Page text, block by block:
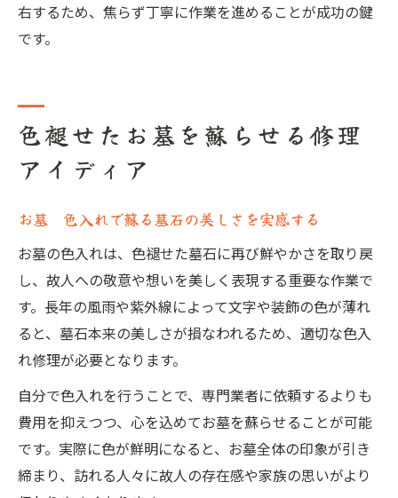
右するため、焦らず丁寧に作業を進めることが成功の鍵
です。
色褪せたお墓を蘇らせる修理
アイディア
お墓 色入れで蘇る墓石の美しさを実感する
お墓の色入れは、色褪せた墓石に再び鮮やかさを取り戻
し、故人への敬意や想いを美しく表現する重要な作業で
す。長年の風雨や紫外線によって文字や装飾の色が薄れ
ると、墓石本来の美しさが損なわれるため、適切な色入
れ修理が必要となります。
自分で色入れを行うことで、専門業者に依頼するよりも
費用を抑えつつ、心を込めてお墓を蘇らせることが可能
です。実際に色が鮮明になると、お墓全体の印象が引き
締まり、訪れる人々に故人の存在感や家族の思いがより